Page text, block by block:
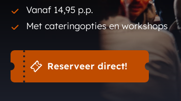
Vanaf 14,95 p.p.
Met cateringopties en workshops
Reserveer direct!